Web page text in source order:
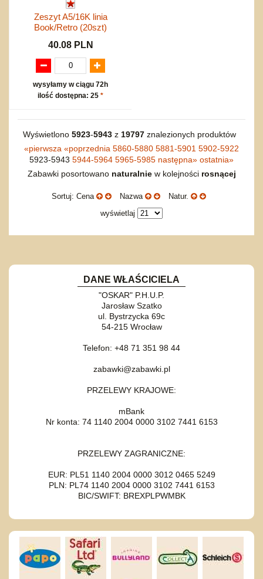
Zeszyt A5/16K linia
Book/Retro (20szt)
40.08 PLN
wysyłamy w ciągu 72h
ilość dostępna: 25 *
Wyświetlono 5923-5943z 19797znalezionych produktów
«pierwsza «poprzednia 5860-5880 5881-5901 5902-5922
5923-5943 5944-5964 5965-5985 następna» ostatnia»
Zabawki posortowano naturalniew kolejności rosnącej
Sortuj: Cena Nazwa
Natur.
wyświetlaj
DANE WŁAŚCICIELA
"OSKAR" P.H.U.P.
Jarosław Szatko
ul. Bystrzycka 69c
54-215 Wrocław
Telefon: +48 71 351 98 44
zabawki@zabawki.pl
PRZELEWY KRAJOWE:
mBank
Nr konta: 74 1140 2004 0000 3102 7441 6153
PRZELEWY ZAGRANICZNE:
EUR: PL51 1140 2004 0000 3012 0465 5249
PLN: PL74 1140 2004 0000 3102 7441 6153
BIC/SWIFT: BREXPLPWMBK